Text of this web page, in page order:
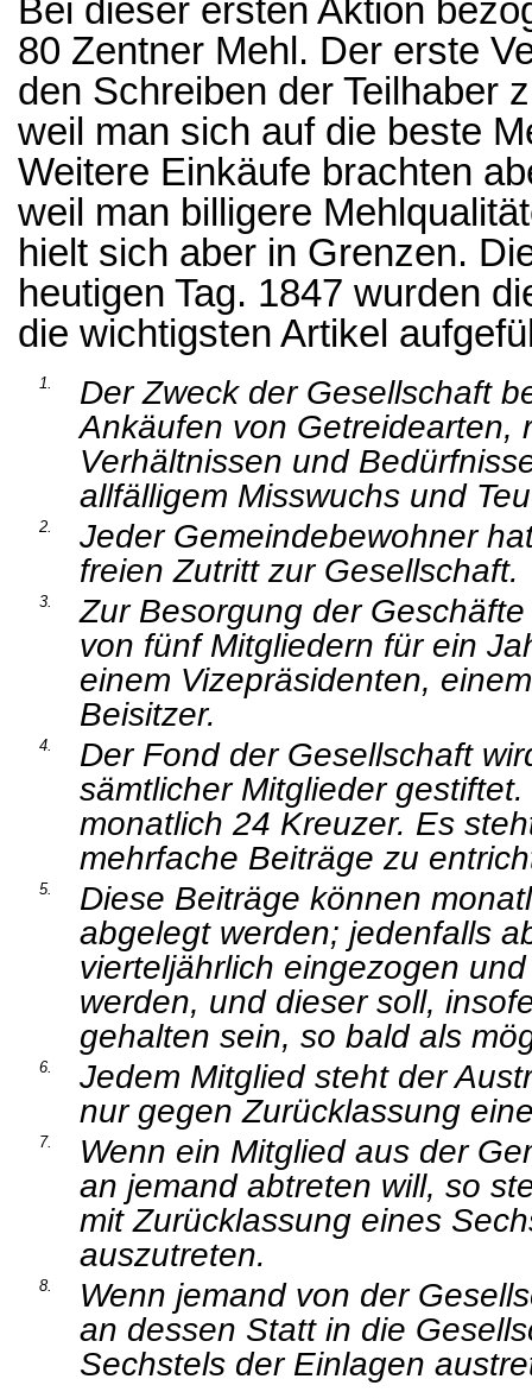
Bei dieser ersten Aktion
80 Zentner Mehl. Der erste
den Schreiben der Teilhaber
weil man sich auf die beste
Weitere Einkäufe brachten
weil man billigere
hielt sich aber in Grenzen.
heutigen Tag. 1847 wurden
die wichtigsten Artikel
1.
Der Zweck der Gesellschaft
Ankäufen von Getreidearten,
Verhältnissen und
allfälligem Misswuchs und
2.
Jeder Gemeindebewohner
freien Zutritt zur Gesellschaft.
3.
Zur Besorgung der
von fünf Mitgliedern für ein
einem Vizepräsidenten,
Beisitzer.
4.
Der Fond der Gesellschaft
sämtlicher Mitglieder
monatlich 24 Kreuzer. Es
mehrfache Beiträge zu
5.
Diese Beiträge können
abgelegt werden; jedenfalls
vierteljährlich eingezogen
werden, und dieser soll,
gehalten sein, so bald als
6.
Jedem Mitglied steht der
nur gegen Zurücklassung
7.
Wenn ein Mitglied aus der
an jemand abtreten will, so
mit Zurücklassung eines
auszutreten.
8.
Wenn jemand von der
an dessen Statt in die
Sechstels der Einlagen